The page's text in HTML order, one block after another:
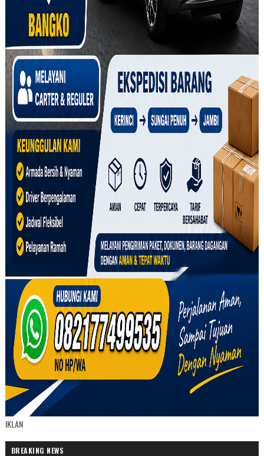
IKLAN
BREAKING NEWS